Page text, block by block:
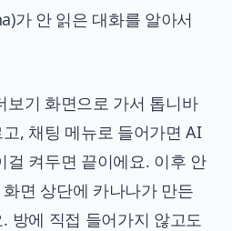
가 안 읽은 대화를 알아서
보기 화면으로 가서 톱니바
, 채팅 메뉴로 들어가면 AI
걸 켜두면 끝이에요. 이후 안
면 상단에 카나나가 만든
방에 직접 들어가지 않고도